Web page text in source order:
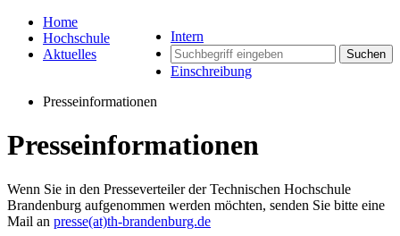
Intern
Suchen
Einschreibung
Home
Hochschule
Aktuelles
Presseinformationen
Presseinformationen
Wenn Sie in den Presseverteiler der Technischen Hochschule
Brandenburg aufgenommen werden möchten, senden Sie bitte eine
Mail an presse(at)th-brandenburg.de